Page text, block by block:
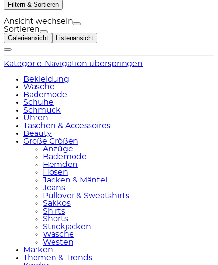
Filtern & Sortieren
Ansicht wechseln
Sortieren
Galerieansicht Listenansicht
Kategorie-Navigation überspringen
Bekleidung
Wäsche
Bademode
Schuhe
Schmuck
Uhren
Taschen & Accessoires
Beauty
Große Größen
Anzüge
Bademode
Hemden
Hosen
Jacken & Mäntel
Jeans
Pullover & Sweatshirts
Sakkos
Shirts
Shorts
Strickjacken
Wäsche
Westen
Marken
Themen & Trends